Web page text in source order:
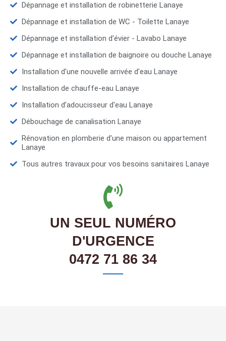
Dépannage et installation de robinetterie Lanaye
Dépannage et installation de WC - Toilette Lanaye
Dépannage et installation d'évier - Lavabo Lanaye
Dépannage et installation de baignoire ou douche Lanaye
Installation d'une nouvelle arrivée d'eau Lanaye
Installation de chauffe-eau Lanaye
Installation d’adoucisseur d'eau Lanaye
Débouchage de canalisation Lanaye
Rénovation en plomberie d'une maison ou appartement
Lanaye
Tous autres travaux pour vos besoins sanitaires Lanaye
UN SEUL NUMÉRO
D'URGENCE
0472 71 86 34